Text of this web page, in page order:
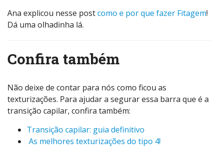
Ana explicou nesse postcomo e por que fazer Fitagem!
Dá uma olhadinha lá.
Confira também
Não deixe de contar para nós como ficou as
texturizações. Para ajudar a segurar essa barra que é a
transição capilar, confira também:
Transição capilar: guia definitivo
As melhores texturizações do tipo 4!